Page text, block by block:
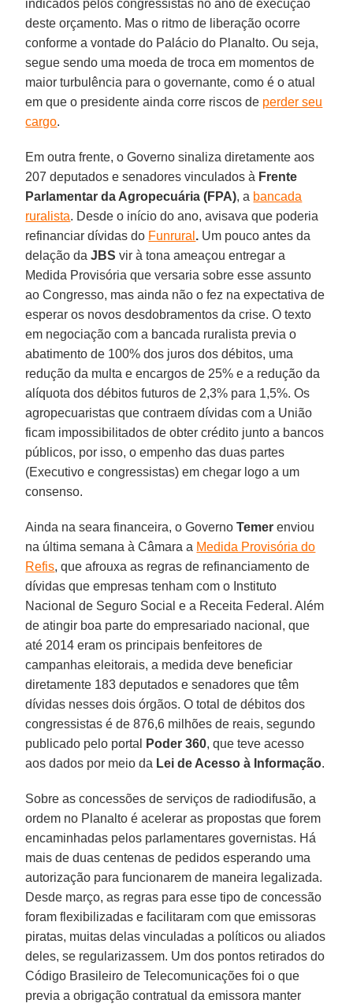
indicados pelos congressistas no ano de execução
deste orçamento. Mas o ritmo de liberação ocorre
conforme a vontade do Palácio do Planalto. Ou seja,
segue sendo uma moeda de troca em momentos de
maior turbulência para o governante, como é o atual
em que o presidente ainda corre riscos de perder seu
cargo.
Em outra frente, o Governo sinaliza diretamente aos
207 deputados e senadores vinculados à Frente
Parlamentar da Agropecuária (FPA), a bancada
ruralista. Desde o início do ano, avisava que poderia
refinanciar dívidas do Funrural . Um pouco antes da
delação daJBS vir à tona ameaçou entregar a
Medida Provisória que versaria sobre esse assunto
ao Congresso, mas ainda não o fez na expectativa de
esperar os novos desdobramentos da crise. O texto
em negociação com a bancada ruralista previa o
abatimento de 100% dos juros dos débitos, uma
redução da multa e encargos de 25% e a redução da
alíquota dos débitos futuros de 2,3% para 1,5%. Os
agropecuaristas que contraem dívidas com a União
ficam impossibilitados de obter crédito junto a bancos
públicos, por isso, o empenho das duas partes
(Executivo e congressistas) em chegar logo a um
consenso.
Ainda na seara financeira, o GovernoTemer enviou
na última semana à Câmara a Medida Provisória do
Refis, que afrouxa as regras de refinanciamento de
dívidas que empresas tenham com o Instituto
Nacional de Seguro Social e a Receita Federal. Além
de atingir boa parte do empresariado nacional, que
até 2014 eram os principais benfeitores de
campanhas eleitorais, a medida deve beneficiar
diretamente 183 deputados e senadores que têm
dívidas nesses dois órgãos. O total de débitos dos
congressistas é de 876,6 milhões de reais, segundo
publicado pelo portal
Poder 360, que teve acesso
aos dados por meio da Lei de Acesso à Informação.
Sobre as concessões de serviços de radiodifusão, a
ordem no Planalto é acelerar as propostas que forem
encaminhadas pelos parlamentares governistas. Há
mais de duas centenas de pedidos esperando uma
autorização para funcionarem de maneira legalizada.
Desde março, as regras para esse tipo de concessão
foram flexibilizadas e facilitaram com que emissoras
piratas, muitas delas vinculadas a políticos ou aliados
deles, se regularizassem. Um dos pontos retirados do
Código Brasileiro de Telecomunicações foi o que
previa a obrigação contratual da emissora manter